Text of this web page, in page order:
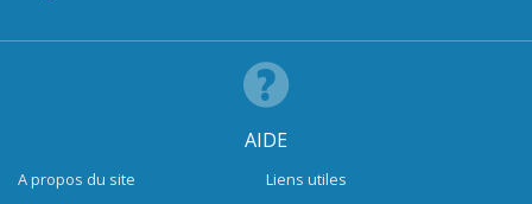
AIDE
A propos du site
Liens utiles